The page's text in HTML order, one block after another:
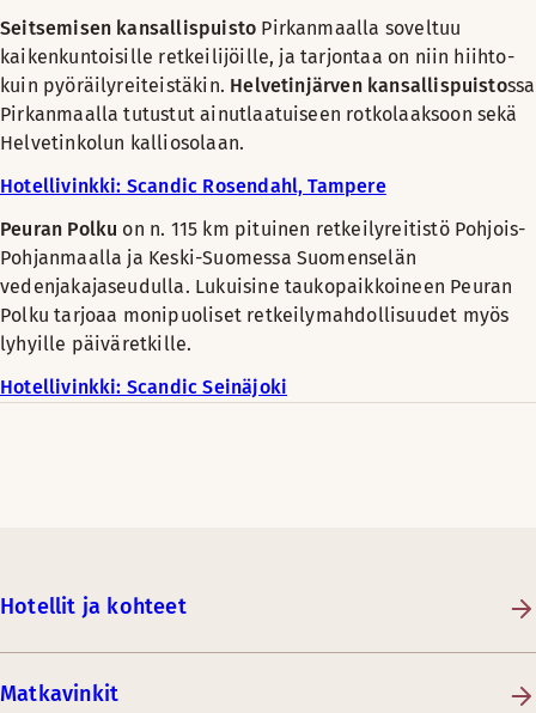
Seitsemisen kansallispuisto Pirkanmaalla soveltuu
kaikenkuntoisille retkeilijöille, ja tarjontaa on niin hiihto-
kuin pyöräilyreiteistäkin. Helvetinjärven kansallispuistossa
Pirkanmaalla tutustut ainutlaatuiseen rotkolaaksoon sekä
Helvetinkolun kalliosolaan.
Hotellivinkki: Scandic Rosendahl, Tampere
Peuran Polku on n. 115 km pituinen retkeilyreitistö Pohjois-
Pohjanmaalla ja Keski-Suomessa Suomenselän
vedenjakajaseudulla. Lukuisine taukopaikkoineen Peuran
Polku tarjoaa monipuoliset retkeilymahdollisuudet myös
lyhyille päiväretkille.
Hotellivinkki: Scandic Seinäjoki
Hotellit ja kohteet
Matkavinkit